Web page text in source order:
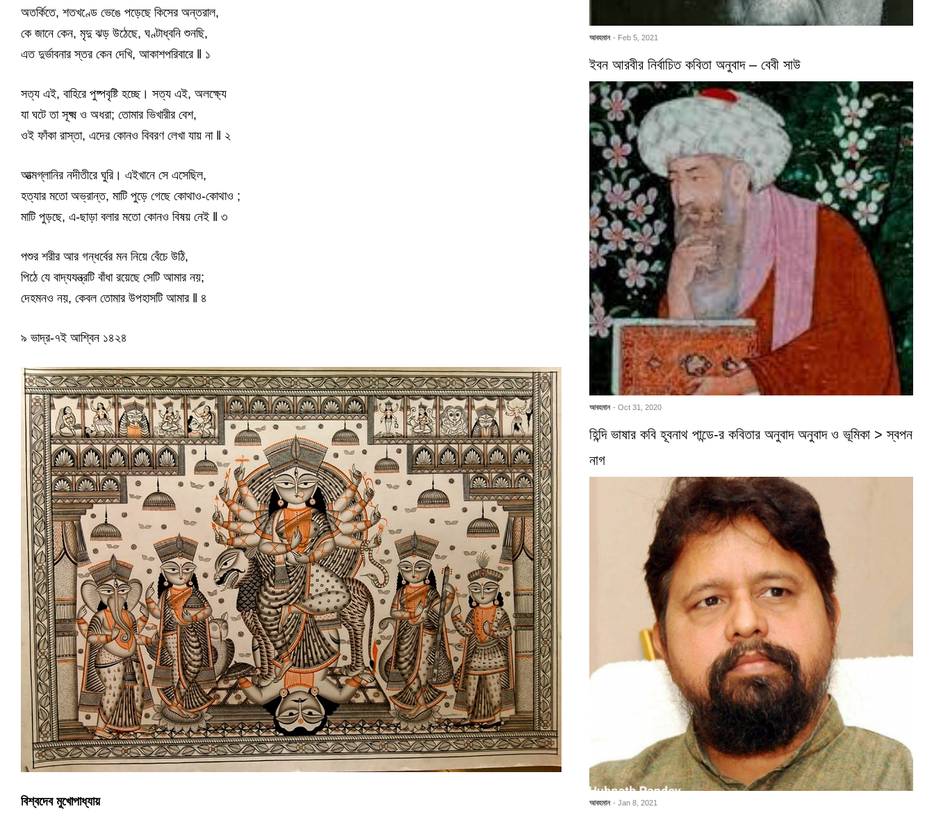
অতর্কিতে, শতখণ্ডে ভেঙে পড়েছে কিসের অন্তরাল,
কে জানে কেন, মৃদু ঝড় উঠেছে, ঘণ্টাধ্বনি শুনছি,
এত দুর্ভাবনার স্তর কেন দেখি, আকাশপরিবারে ǁ ১
সত্য এই, বাহিরে পুষ্পবৃষ্টি হচ্ছে। সত্য এই, অলক্ষ্যে
যা ঘটে তা সূক্ষ্ম ও অধরা; তোমার ভিখারীর বেশ,
ওই ফাঁকা রাস্তা, এদের কোনও বিবরণ লেখা যায় না ǁ ২
আত্মগ্লানির নদীতীরে ঘুরি। এইখানে সে এসেছিল,
হত্যার মতো অভ্রান্ত, মাটি পুড়ে গেছে কোথাও-কোথাও ;
মাটি পুড়ছে, এ-ছাড়া বলার মতো কোনও বিষয় নেই ǁ ৩
পশুর শরীর আর গন্ধর্বের মন নিয়ে বেঁচে উঠি,
পিঠে যে বাদ্যযন্ত্রটি বাঁধা রয়েছে সেটি আমার নয়;
দেহমনও নয়, কেবল তোমার উপহাসটি আমার ǁ ৪
৯ ভাদ্র-৭ই আশ্বিন ১৪২৪
বিশ্বদেব মুখোপাধ্যায়
আবহমান - Feb 5, 2021
ইবন আরবীর নির্বাচিত কবিতা অনুবাদ – বেবী সাউ
আবহমান - Oct 31, 2020
হিন্দি ভাষার কবি হূবনাথ পান্ডে-র কবিতার অনুবাদ অনুবাদ ও ভূমিকা > স্বপন
নাগ
আবহমান - Jan 8, 2021